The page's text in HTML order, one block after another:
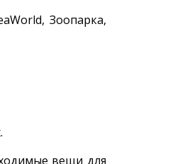
Зоопарка,
вещи для